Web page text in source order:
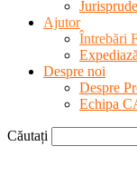
Ajutor
Întrebări
Despre noi
Despre
Echipa
Căutați